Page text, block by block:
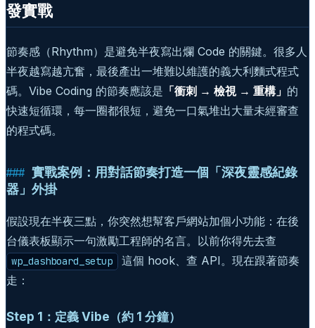
發實戰
節奏感（Rhythm）是避免半夜寫出爛 Code 的關鍵。很多人
半夜越寫越亢奮，最後產出一堆難以維護的義大利麵式程式
碼。Vibe Coding 的節奏應該是 「衝刺 → 檢視 → 重構」 的
快速短循環，每一圈都很短，避免一口氣堆出大量未經審查
的程式碼。
實戰案例：用對話節奏打造一個「深夜靈感紀錄
器」外掛
假設現在半夜三點，你突然想幫客戶網站加個小功能：在後
台儀表板顯示一句激勵工程師的名言。以前你得先去查
wp_dashboard_setup
這個 hook、查 API。現在跟著節奏
走：
Step 1：定義 Vibe（約 1 分鐘）